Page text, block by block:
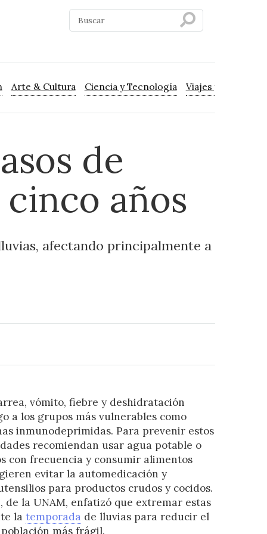
Arte & Cultura Ciencia y Tecnología Viajes y Turismo
de
años
afectando principalmente a
vómito, fiebre y deshidratación
a los grupos más vulnerables como
inmunodeprimidas. Para prevenir estos
recomiendan usar agua potable o
con frecuencia y consumir alimentos
evitar la automedicación y
para productos crudos y cocidos.
de la UNAM, enfatizó que extremar estas
la temporada de lluvias para reducir el
más frágil.